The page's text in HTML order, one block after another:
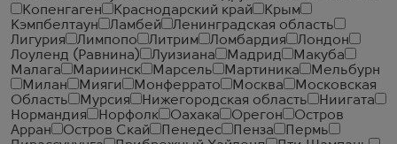
Копенгаген
Краснодарский край
Крым
Кэмпбелтаун
Ламбей
Ленинградская область
Лигурия
Лимпопо Литрим Ломбардия
Лондон
Лоуленд (Равнина)
Луизиана Мадрид
Макуба
Малага
Мариинск Марсель Мартиника
Мельбурн
Милан
Мияги Монферрато Москва
Московская
Область
Мурсия Нижегородская область
Ниигата
Нормандия
Норфолк Оахака Орегон
Остров
Арран
Остров Скай Пенедес Пенза
Пермь